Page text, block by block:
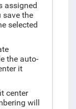
assigned
save the
selected
the auto-
it
center
will